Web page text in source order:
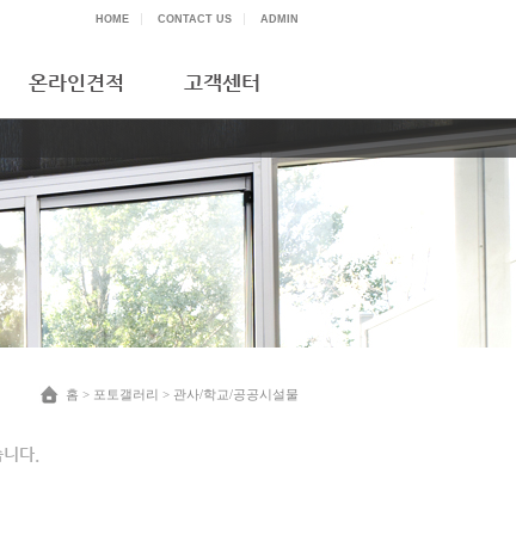
HOME CONTACT US ADMIN
온라인견적 고객센터
홈 > 포토갤러리 > 관사/학교/공공시설물
다.